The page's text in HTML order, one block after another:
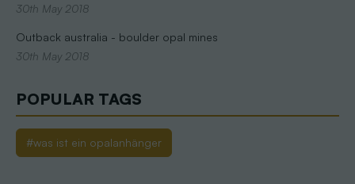
30th May 2018
Outback australia - boulder opal mines
30th May 2018
POPULAR TAGS
#was ist ein opalanhänger